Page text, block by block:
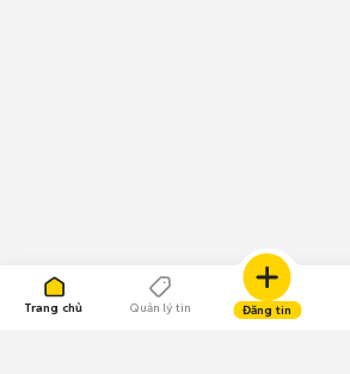
Trang chủ Quản lý tin Đăng tin